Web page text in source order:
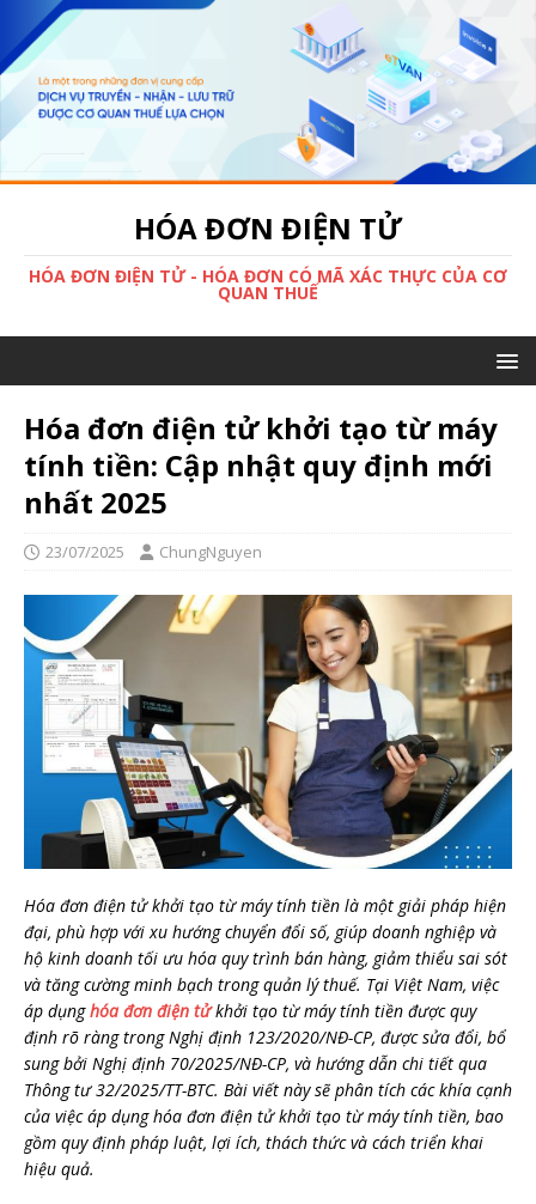
HÓA ĐƠN ĐIỆN TỬ
HÓA ĐƠN ĐIỆN TỬ - HÓA ĐƠN CÓ MÃ XÁC THỰC CỦA CƠ
QUAN THUẾ
Hóa đơn điện tử khởi tạo từ máy
tính tiền: Cập nhật quy định mới
nhất 2025
23/07/2025 ChungNguyen
Hóa đơn điện tử khởi tạo từ máy tính tiền là một giải pháp hiện
đại, phù hợp với xu hướng chuyển đổi số, giúp doanh nghiệp và
hộ kinh doanh tối ưu hóa quy trình bán hàng, giảm thiểu sai sót
và tăng cường minh bạch trong quản lý thuế. Tại Việt Nam, việc
áp dụnghóa đơn điện tửkhởi tạo từ máy tính tiền được quy
định rõ ràng trong Nghị định 123/2020/NĐ-CP, được sửa đổi, bổ
sung bởi Nghị định 70/2025/NĐ-CP, và hướng dẫn chi tiết qua
Thông tư 32/2025/TT-BTC. Bài viết này sẽ phân tích các khía cạnh
của việc áp dụng hóa đơn điện tử khởi tạo từ máy tính tiền, bao
gồm quy định pháp luật, lợi ích, thách thức và cách triển khai
hiệu quả.